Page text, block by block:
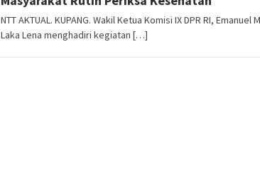
NTT AKTUAL. KUPANG. Wakil Ketua Komisi IX DPR RI, Emanuel
Laka Lena menghadiri kegiatan […]